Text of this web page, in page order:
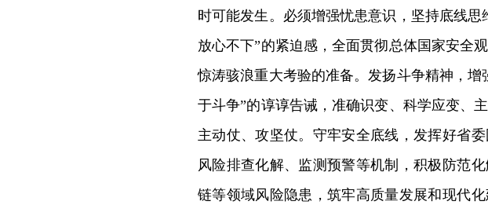
时可能发生。必须增强忧患意识，坚持底线
放心不下”的紧迫感，全面贯彻总体国家安全
惊涛骇浪重大考验的准备。发扬斗争精神，
于斗争”的谆谆告诫，准确识变、科学应变、
主动仗、攻坚仗。守牢安全底线，发挥好省
风险排查化解、监测预警等机制，积极防范
链等领域风险隐患，筑牢高质量发展和现代